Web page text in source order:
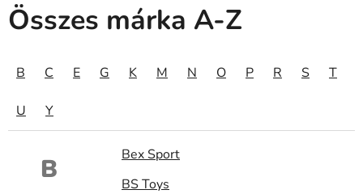
Összes márka A-Z
B C E G K M N O P R S T
U Y
B
Bex Sport
BS Toys